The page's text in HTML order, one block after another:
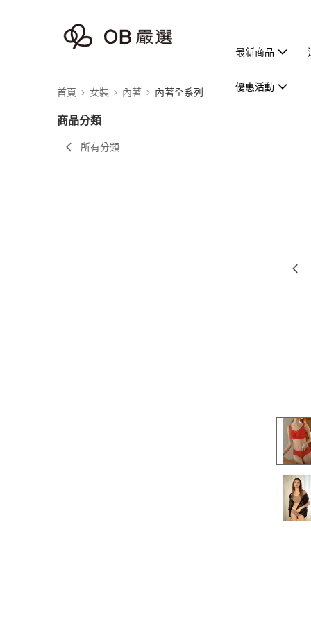
最新商品
優惠活動
首頁 女裝 內著 內著全系列
商品分類
所有分類